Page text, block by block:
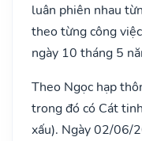
luân phiên nhau
theo từng công
ngày 10 tháng 5
Theo Ngọc hạp
trong đó có Cát
xấu). Ngày 02/06/